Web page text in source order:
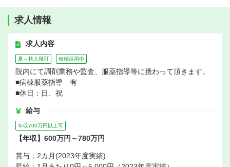
求人情報
求人内容
夏～秋入職可 積極採用中
院内にて調剤業務や監査、服薬指導等に携わって頂きます。
■病棟服薬指導 有
■休日：日、祝
給与
年収700万円以上可
【年収】600万円～780万円
賞与：2カ月(2023年度実績)